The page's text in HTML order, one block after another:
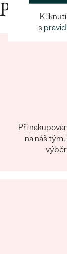
Proč
Při
na náš
s